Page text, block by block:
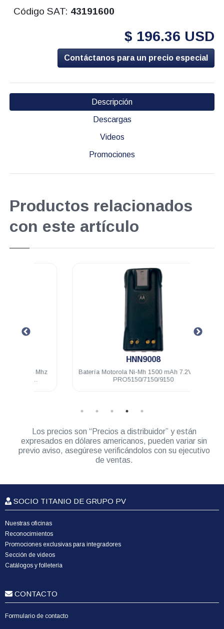
Código SAT: 43191600
$ 196.36 USD
Contáctanos para un precio especial
Descripción
Descargas
Videos
Promociones
Productos relacionados
con este artículo
HNN9008
Batería Motorola Ni-Mh 1500 mAh 7.2V IP54
PRO5150/7150/9150
Los precios son “Precios a distribuidor” y están
expresados en dólares americanos, pueden variar sin
previo aviso, asegúrese verificándolos con su ejecutivo
de ventas.
SOCIO TITANIO DE GRUPO PV
Nuestras oficinas
Reconocimientos
Promociones exclusivas para integradores
Sección de videos
Catálogos y folletería
CONTACTO
Formulario de contacto